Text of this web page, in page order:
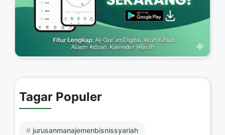
Tagar Populer
jurusanmanajemenbisnissyariah